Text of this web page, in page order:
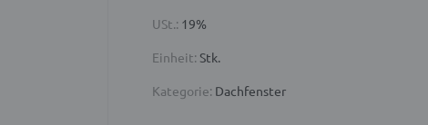
USt.: 19%
Einheit: Stk.
Kategorie: Dachfenster